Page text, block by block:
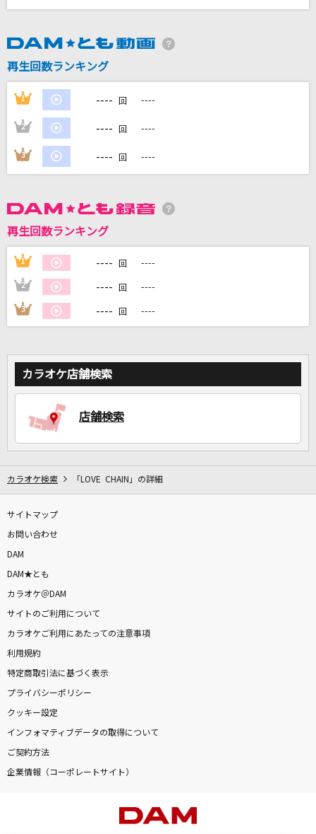
好きすぎて滅！
M!LK
DAMの新曲・ランキングなど
カラオケ最新情報をチェック！
カラオケをもっと楽しもう！
家族や友達と一緒に！練習にも！
再生回数ランキング
1 ---- 回 ----
2 ---- 回 ----
3 ---- 回 ----
再生回数ランキング
1 ---- 回 ----
2 ---- 回 ----
3 ---- 回 ----
カラオケ店舗検索
店舗検索
カラオケ検索 「LOVE CHAIN」の詳細
サイトマップ
お問い合わせ
DAM
DAM★とも
カラオケ＠DAM
サイトのご利用について
カラオケご利用にあたっての注意事項
利用規約
特定商取引法に基づく表示
プライバシーポリシー
クッキー設定
インフォマティブデータの取得について
ご契約方法
企業情報（コーポレートサイト）